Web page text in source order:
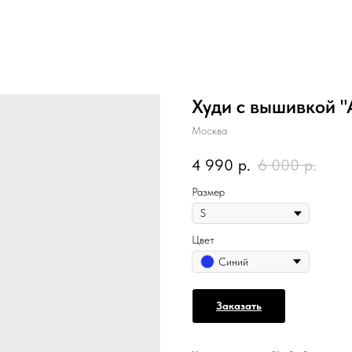
Худи с вышивкой
Москва
4 990 р. 6 000 р.
Размер
Цвет
Синий
Заказать